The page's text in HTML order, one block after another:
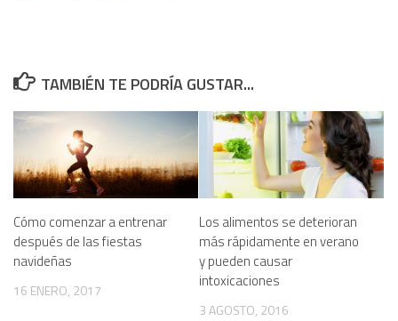
TAMBIÉN TE PODRÍA GUSTAR...
Cómo comenzar a entrenar
después de las fiestas
navideñas
16 ENERO, 2017
Los alimentos se deterioran
más rápidamente en verano
y pueden causar
intoxicaciones
3 AGOSTO, 2016